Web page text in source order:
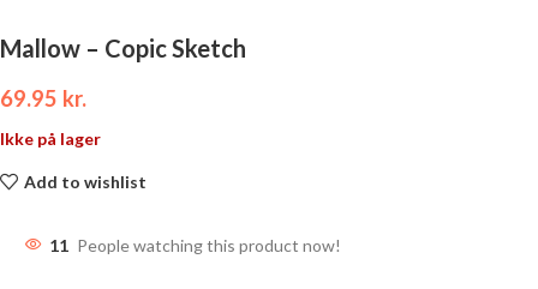
Mallow – Copic Sketch
69.95 kr.
Ikke på lager
Add to wishlist
11 People watching this product now!